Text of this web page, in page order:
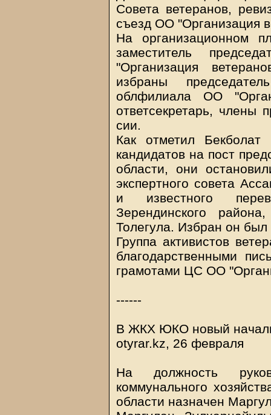
Совета ветеранов,
съезд ОО "Организация
На организационном
заместитель
"Организация
избраны
облфилиала ОО
ответсекретарь, члены
сии.
Как отметил Бекболат
кандидатов на пост
области, они
экспертного совета
и известного
Зерендинского
Толегула. Избран он был
Группа активистов
благодарственными
грамотами ЦС ОО
------
В ЖКХ ЮКО новый
otyrar.kz, 26 февраля
На должность
коммунального
области назначен